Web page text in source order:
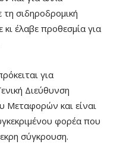
σιδηροδρομική
έλαβε προθεσμία για
για
Διεύθυνση
και είναι
φορέα που
σύγκρουση.